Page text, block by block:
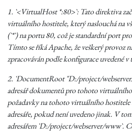
1. `<VirtualHost *:80>`: Tato direktiva
virtuálního hostitele, který naslouchá na
(`*`) na portu 80, což je standardní port
Tímto se říká Apache, že veškerý provoz
zpracováván podle konfigurace uvedené
2. `DocumentRoot "D:/project/
adresář dokumentů pro tohoto
požadavky na tohoto virtuálního
adresáře, pokud není uvedeno jinak. V
adresářem `D:/project/webserver/www`.